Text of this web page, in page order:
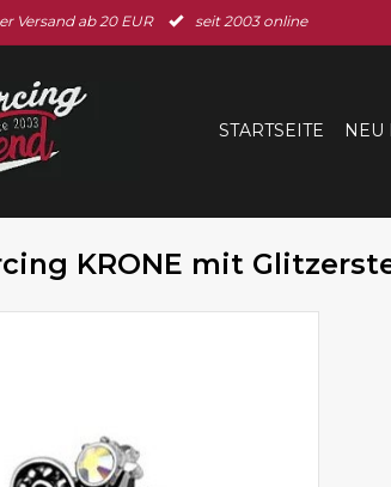
Versand ab 20 EUR seit 2003 online
STARTSEITE NEU
KRONE mit